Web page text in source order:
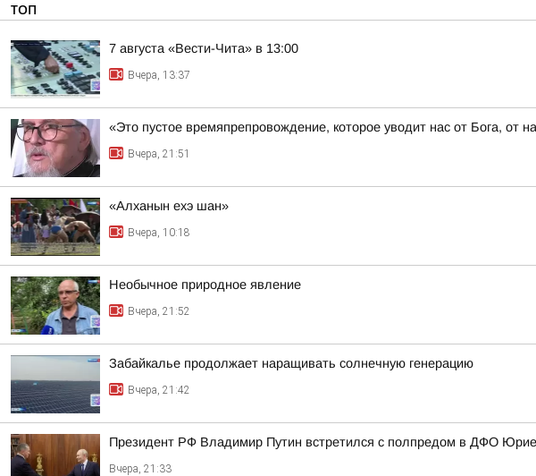
ТОП
7 августа «Вести-Чита» в 13:00
Вчера, 13:37
«Это пустое времяпрепровождение, которое уводит нас от Бога, от
Вчера, 21:51
«Алханын ехэ шан»
Вчера, 10:18
Необычное природное явление
Вчера, 21:52
Забайкалье продолжает наращивать солнечную генерацию
Вчера, 21:42
Президент РФ Владимир Путин встретился с полпредом в ДФО
Вчера, 21:33